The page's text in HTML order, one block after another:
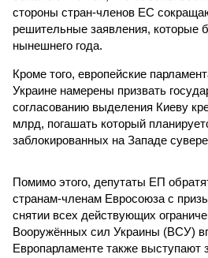
стороны стран-членов ЕС
решительные заявления, которые
нынешнего года.
Кроме того, европейские
Украине намерены призвать
согласованию выделения Киеву
млрд, погашать который
заблокированных на Западе
Помимо этого, депутаты ЕП
странам-членам Евросоюза с
снятии всех действующих
Вооружённых сил Украины (ВСУ)
Европарламенте также выступают